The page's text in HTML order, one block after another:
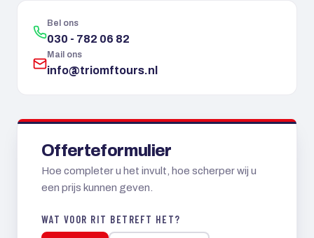
Bel ons
030 - 782 06 82
Mail ons
info@triomftours.nl
Offerteformulier
Hoe completer u het invult, hoe scherper wij u
een prijs kunnen geven.
WAT VOOR RIT BETREFT HET?